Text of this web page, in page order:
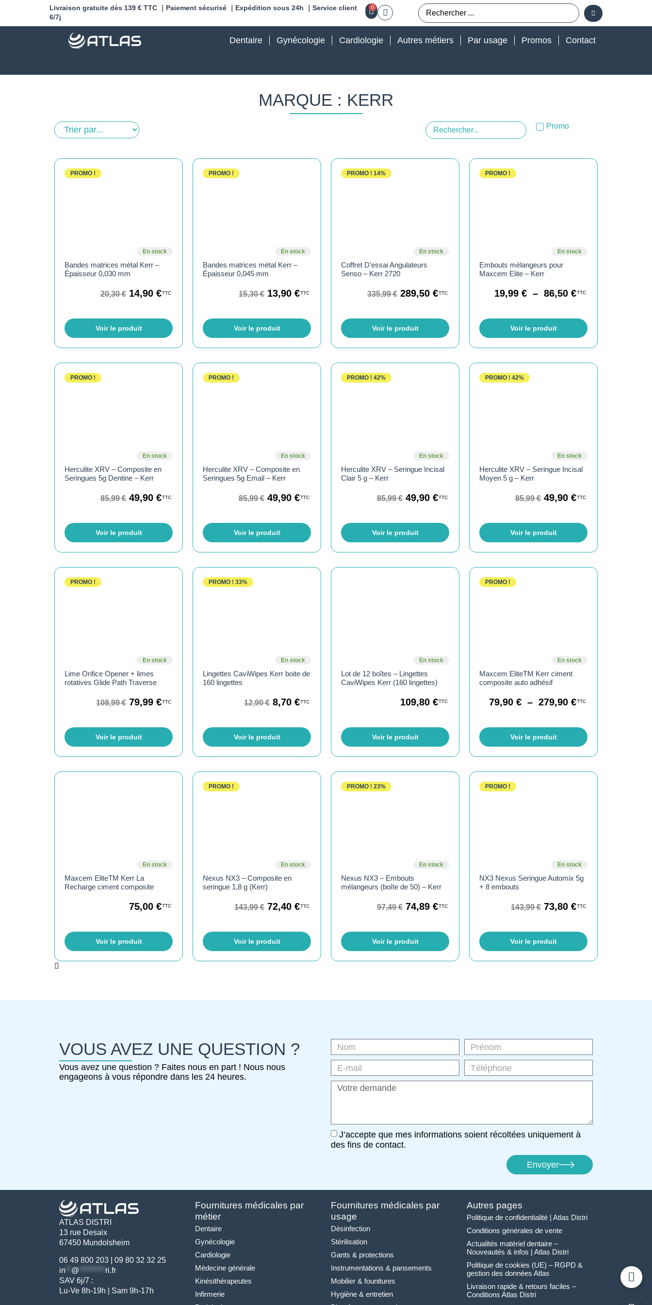
Livraison gratuite dès 139 € TTC ｜Paiement sécurisé ｜Expédition sous 24h ｜Service client
6/7j
0
Dentaire Gynécologie Cardiologie Autres métiers Par usage Promos Contact
MARQUE : KERR
Promo
PROMO !
En stock
Bandes matrices métal Kerr –
Épaisseur 0,030 mm
20,30€ 14,90 €TTC
Voir le produit
PROMO !
En stock
Bandes matrices métal Kerr –
Épaisseur 0,045 mm
15,30€ 13,90 €TTC
Voir le produit
PROMO ! 14%
En stock
Coffret D’essai Angulateurs
Senso – Kerr 2720
335,99€ 289,50 €TTC
Voir le produit
PROMO !
En stock
Embouts mélangeurs pour
Maxcem Elite – Kerr
19,99 € – 86,50 €TTC
Voir le produit
PROMO !
En stock
Herculite XRV – Composite en
Seringues 5g Dentine – Kerr
85,99€ 49,90 €TTC
Voir le produit
PROMO !
En stock
Herculite XRV – Composite en
Seringues 5g Email – Kerr
85,99€ 49,90 €TTC
Voir le produit
PROMO ! 42%
En stock
Herculite XRV – Seringue Incisal
Clair 5 g – Kerr
85,99€ 49,90 €TTC
Voir le produit
PROMO ! 42%
En stock
Herculite XRV – Seringue Incisal
Moyen 5 g – Kerr
85,99€ 49,90 €TTC
Voir le produit
PROMO !
En stock
Lime Orifice Opener + limes
rotatives Glide Path Traverse
108,99€ 79,99 €TTC
Voir le produit
PROMO ! 33%
En stock
Lingettes CaviWipes Kerr boite de
160 lingettes
12,90€ 8,70 €TTC
Voir le produit
En stock
Lot de 12 boîtes – Lingettes
CaviWipes Kerr (160 lingettes)
109,80 €TTC
Voir le produit
PROMO !
En stock
Maxcem EliteTM Kerr ciment
composite auto adhésif
79,90 € – 279,90 €TTC
Voir le produit
En stock
Maxcem EliteTM Kerr La
Recharge ciment composite
75,00 €TTC
Voir le produit
PROMO !
En stock
Nexus NX3 – Composite en
seringue 1,8 g (Kerr)
143,99€ 72,40 €TTC
Voir le produit
PROMO ! 23%
En stock
Nexus NX3 – Embouts
mélangeurs (boîte de 50) – Kerr
97,49€ 74,89 €TTC
Voir le produit
PROMO !
En stock
NX3 Nexus Seringue Automix 5g
+ 8 embouts
143,99€ 73,80 €TTC
Voir le produit
VOUS AVEZ UNE QUESTION ?
Vous avez une question ? Faites nous en part ! Nous nous
engageons à vous répondre dans les 24 heures.
J’accepte que mes informations soient récoltées uniquement à
des fins de contact.
Envoyer
ATLAS DISTRI
13 rue Desaix
67450 Mundolsheim
06 49 800 203
09 80 32 32 25
in
@ ********* ri.fr
SAV 6j/7 :
Lu-Ve 8h-19h | Sam 9h-17h
Fournitures médicales par
métier
Dentaire
Gynécologie
Cardiologie
Médecine générale
Kinésithérapeutes
Infirmerie
Fournitures médicales par
usage ​
Désinfection
Stérilisation
Gants & protections
Instrumentations & pansements
Mobilier & founitures
Hygiène & entretien
Autres pages
Politique de confidentialité | Atlas Distri
Conditions générales de vente
Actualités matériel dentaire –
Nouveautés & infos | Atlas Distri
Politique de cookies (UE) – RGPD &
gestion des données Atlas
Livraison rapide & retours faciles –
Conditions Atlas Distri